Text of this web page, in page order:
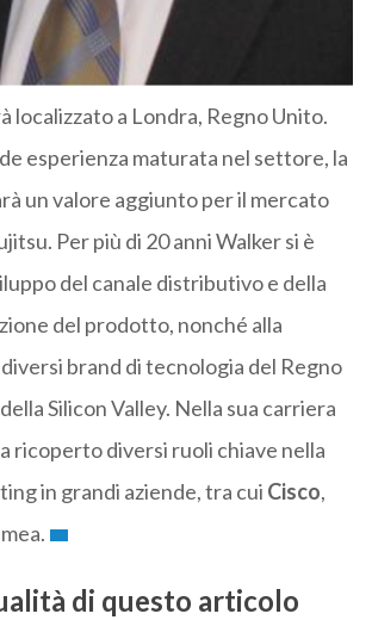
localizzato a Londra, Regno Unito.
esperienza maturata nel settore, la
un valore aggiunto per il mercato
Per più di 20 anni Walker si è
del canale distributivo e della
del prodotto, nonché alla
brand di tecnologia del Regno
Silicon Valley. Nella sua carriera
ricoperto diversi ruoli chiave nella
in grandi aziende, tra cui Cisco,
di questo articolo